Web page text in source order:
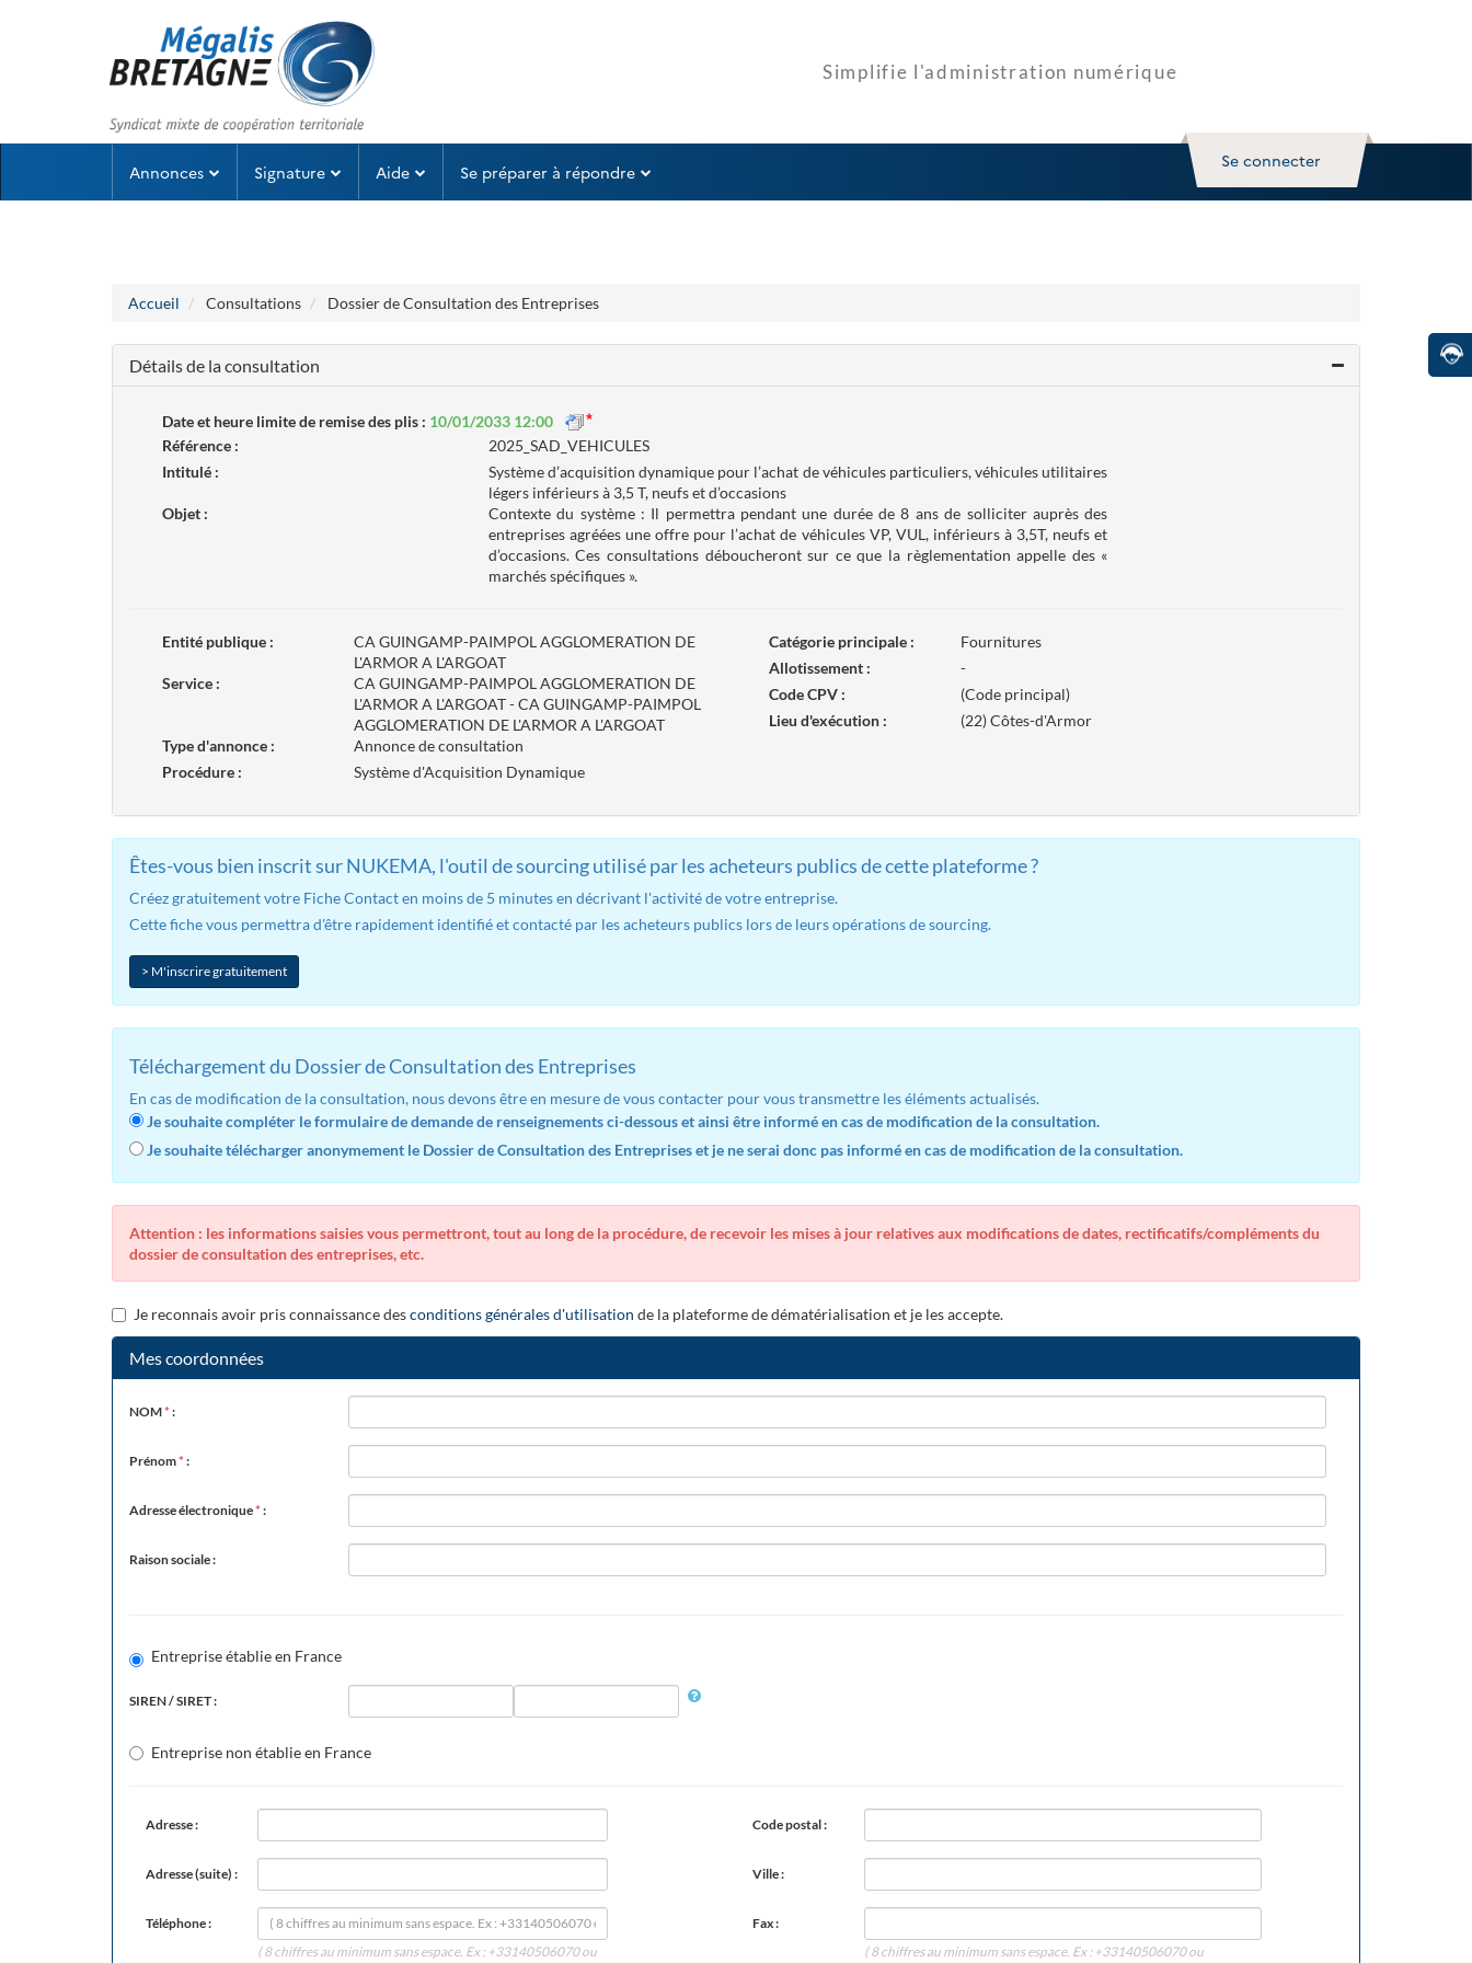
Se connecter
Annonces Signature Aide Se préparer à répondre
Accueil Consultations Dossier de Consultation des Entreprises
Détails de la consultation
Date et heure limite de remise des plis : 10/01/2033 12:00
Référence :
2025_SAD_VEHICULES
Intitulé :
Système d’acquisition dynamique pour l’achat de véhicules particuliers, véhicules utilitaires
légers inférieurs à 3,5 T, neufs et d’occasions
Objet :
Contexte du système : Il permettra pendant une durée de 8 ans de solliciter auprès des
entreprises agréées une offre pour l’achat de véhicules VP, VUL, inférieurs à 3,5T, neufs et
d’occasions. Ces consultations déboucheront sur ce que la règlementation appelle des «
marchés spécifiques ».
Entité publique :
CA GUINGAMP-PAIMPOL AGGLOMERATION DE
L'ARMOR A L'ARGOAT
Service :
CA GUINGAMP-PAIMPOL AGGLOMERATION DE
L'ARMOR A L'ARGOAT - CA GUINGAMP-PAIMPOL
AGGLOMERATION DE L'ARMOR A L'ARGOAT
Type d'annonce :
Annonce de consultation
Procédure :
Système d'Acquisition Dynamique
Catégorie principale :
Fournitures
Allotissement :
-
Code CPV :
(Code principal)
Lieu d'exécution :
(22) Côtes-d'Armor
Êtes-vous bien inscrit sur NUKEMA, l'outil de sourcing utilisé par les acheteurs publics de cette plateforme ?
Créez gratuitement votre Fiche Contact en moins de 5 minutes en décrivant l'activité de votre entreprise.
Cette fiche vous permettra d'être rapidement identifié et contacté par les acheteurs publics lors de leurs opérations de sourcing.
> M'inscrire gratuitement
Téléchargement du Dossier de Consultation des Entreprises
En cas de modification de la consultation, nous devons être en mesure de vous contacter pour vous transmettre les éléments actualisés.
Je souhaite compléter le formulaire de demande de renseignements ci-dessous et ainsi être informé en cas de modification de la consultation.
Je souhaite télécharger anonymement le Dossier de Consultation des Entreprises et je ne serai donc pas informé en cas de modification de la consultation.
Attention : les informations saisies vous permettront, tout au long de la procédure, de recevoir les mises à jour relatives aux modifications de dates, rectificatifs/compléments du
dossier de consultation des entreprises, etc.
Je reconnais avoir pris connaissance desconditions générales d'utilisation de la plateforme de dématérialisation et je les accepte.
Mes coordonnées
NOM* :
Prénom* :
Adresse électronique* :
Raison sociale :
Entreprise établie en France
SIREN / SIRET :
Entreprise non établie en France
Adresse :
Adresse (suite) :
Téléphone :
( 8 chiffres au minimum sans espace. Ex : +33140506070 ou
Code postal :
Ville :
Fax :
( 8 chiffres au minimum sans espace. Ex : +33140506070 ou